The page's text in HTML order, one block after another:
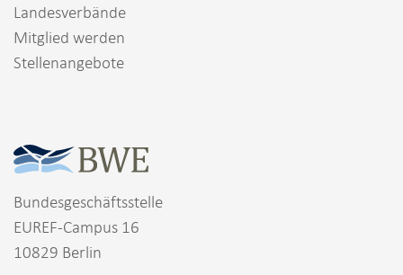
Landesverbände
Mitglied werden
Stellenangebote
Bundesgeschäftsstelle
EUREF-Campus 16
10829 Berlin